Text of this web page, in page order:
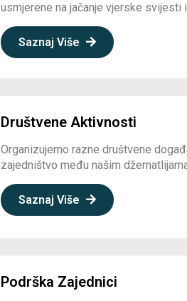
usmjerene na jačanje vjerske svijesti
Saznaj Više
Društvene Aktivnosti
Organizujemo razne društvene
zajedništvo među našim
Saznaj Više
Podrška Zajednici